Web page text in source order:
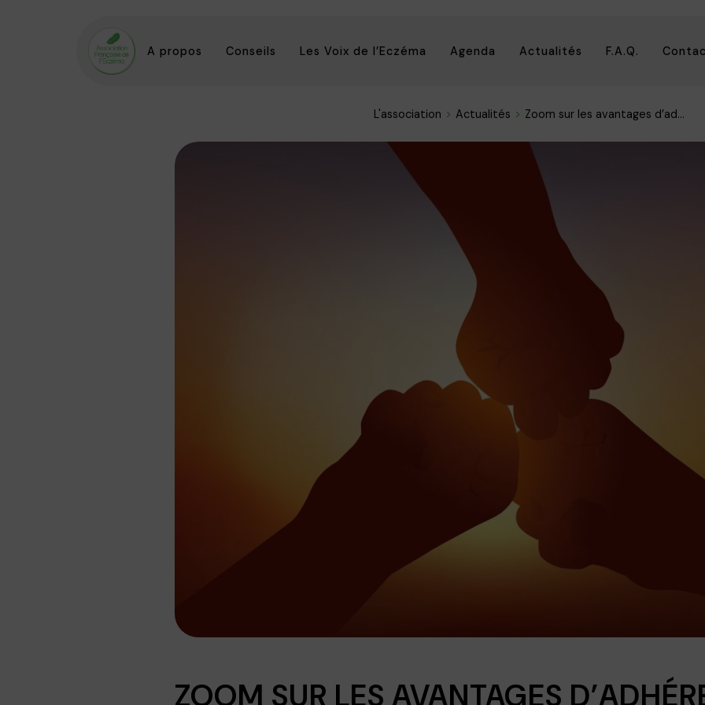
A propos Conseils Les Voix de l’Eczéma Agenda Actualités F.A.Q.
L'association Actualités Zoom sur les avantages d’ad...
ZOOM SUR LES AVANTAGES